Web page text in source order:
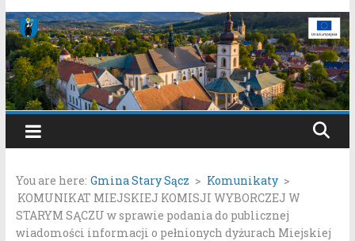
oddania w najem, dzierżawę i użyczenie.
Konkurs Wieńców Dożynkowych Województwa
Małopolskiego.
Zgłaszanie uwag do oferty realizacji zadania publicznego
pn. „Integracyjna Grupa Teatralna” złożonej przez
Stowarzyszenie „Gniazdo”.
Konsultacje społeczne dotyczące zmiany „Miejscowego
Gmina
Stary
Sącz
Portal
Gminy
Stary
Sącz
You are here: Gmina Stary Sącz > Komunikaty >
KOMUNIKAT MIEJSKIEJ KOMISJI WYBORCZEJ W
STARYM SĄCZU w sprawie podania do publicznej
wiadomości informacji o pełnionych dyżurach Miejskiej